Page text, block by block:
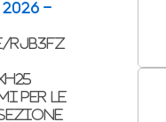
2026 -
per le